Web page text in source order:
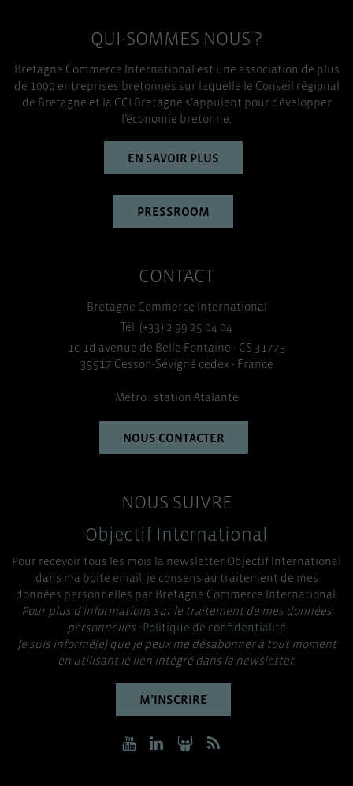
QUI-SOMMES NOUS ?
Bretagne Commerce International est une association de plus
de 1000 entreprises bretonnes sur laquelle le Conseil régional
de Bretagne et la CCI Bretagne s’appuient pour développer
l’économie bretonne.
EN SAVOIR PLUS
PRESSROOM
CONTACT
Bretagne Commerce International
Tél. (+33) 2 99 25 04 04
1c-1d avenue de Belle Fontaine - CS 31773
35517 Cesson-Sévigné cedex - France
Métro : station Atalante
NOUS CONTACTER
NOUS SUIVRE
Objectif International
Pour recevoir tous les mois la newsletter Objectif International
dans ma boite email, je consens au traitement de mes
données personnelles par Bretagne Commerce International.
Pour plus d’informations sur le traitement de mes données
personnelles :Politique de confidentialité
Je suis informé(e) que je peux me désabonner à tout moment
en utilisant le lien intégré dans la newsletter.
M’INSCRIRE